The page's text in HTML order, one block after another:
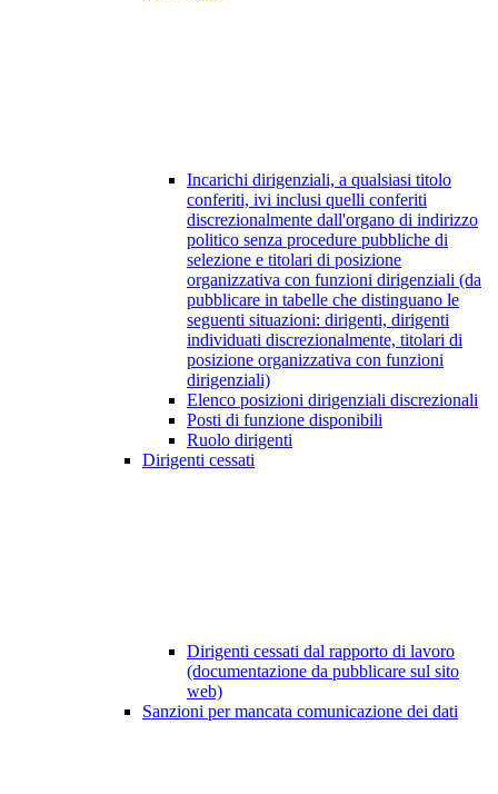
Incarichi dirigenziali, a qualsiasi titolo
conferiti, ivi inclusi quelli conferiti
discrezionalmente dall'organo di indirizzo
politico senza procedure pubbliche di
selezione e titolari di posizione
organizzativa con funzioni dirigenziali (da
pubblicare in tabelle che distinguano le
seguenti situazioni: dirigenti, dirigenti
individuati discrezionalmente, titolari di
posizione organizzativa con funzioni
dirigenziali)
Elenco posizioni dirigenziali discrezionali
Posti di funzione disponibili
Ruolo dirigenti
Dirigenti cessati
Dirigenti cessati dal rapporto di lavoro
(documentazione da pubblicare sul sito
web)
Sanzioni per mancata comunicazione dei dati